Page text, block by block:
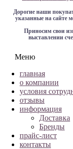
Дорогие наши
указанные на сайте
Приносим свои
выставлении
Меню
главная
о компании
условия
отзывы
информация
Доставка
Бренды
прайс-лист
контакты